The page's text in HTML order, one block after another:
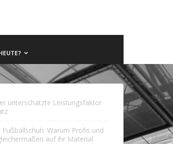
unterschätzte Leistungsfaktor
Fußballschuh: Warum Profis und
auf ihr Material